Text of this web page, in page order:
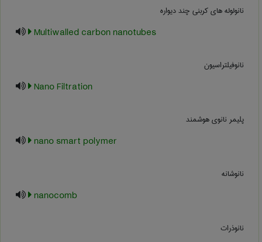
نانولوله های کربنی چند دیواره
Multiwalled carbon nanotubes
نانوفیلتراسیون
Nano Filtration
پلیمر نانوی هوشمند
nano smart polymer
نانوشانه
nanocomb
نانوذرات